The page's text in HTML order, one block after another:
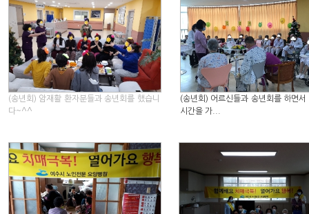
(송년회) 암재활 환자분들과 송년회를 했습니
다~^^
(송년회) 어르신들과 송년회를 하면서
시간을 가...